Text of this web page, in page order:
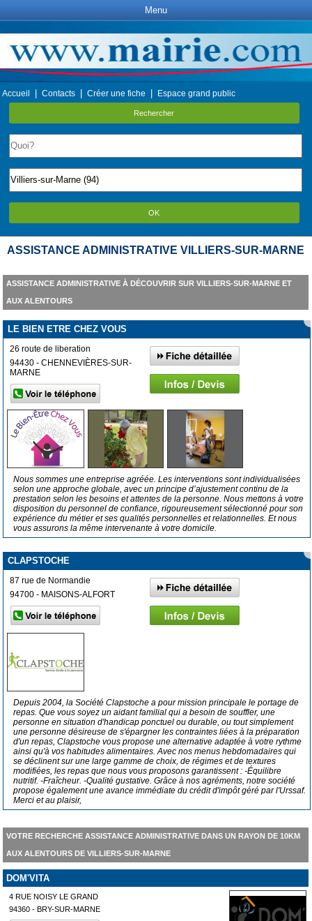
Menu
Accueil Contacts Créer une fiche Espace grand public
Rechercher
OK
ASSISTANCE ADMINISTRATIVE VILLIERS-SUR-MARNE
ASSISTANCE ADMINISTRATIVE À DÉCOUVRIR SUR VILLIERS-SUR-MARNE ET
AUX ALENTOURS
LE BIEN ETRE CHEZ VOUS
26 route de liberation
94430 - CHENNEVIÈRES-SUR-
MARNE
Nous sommes une entreprise agréée. Les interventions sont individualisées
selon une approche globale, avec un principe d’ajustement continu de la
prestation selon les besoins et attentes de la personne. Nous mettons à votre
disposition du personnel de confiance, rigoureusement sélectionné pour son
expérience du métier et ses qualités personnelles et relationnelles. Et nous
vous assurons la même intervenante à votre domicile.
CLAPSTOCHE
87 rue de Normandie
94700 - MAISONS-ALFORT
Depuis 2004, la Société Clapstoche a pour mission principale le portage de
repas. Que vous soyez un aidant familial qui a besoin de souffler, une
personne en situation d'handicap ponctuel ou durable, ou tout simplement
une personne désireuse de s'épargner les contraintes liées à la préparation
d'un repas, Clapstoche vous propose une alternative adaptée à votre rythme
ainsi qu'à vos habitudes alimentaires. Avec nos menus hebdomadaires qui
se déclinent sur une large gamme de choix, de régimes et de textures
modifiées, les repas que nous vous proposons garantissent : -Équilibre
nutritif. -Fraîcheur. -Qualité gustative. Grâce à nos agréments, notre société
propose également une avance immédiate du crédit d'impôt géré par l'Urssaf.
Merci et au plaisir,
VOTRE RECHERCHE ASSISTANCE ADMINISTRATIVE DANS UN RAYON DE 10KM
AUX ALENTOURS DE VILLIERS-SUR-MARNE
DOM'VITA
4 RUE NOISY LE GRAND
94360 - BRY-SUR-MARNE